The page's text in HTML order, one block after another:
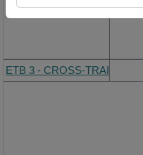
Titre Vue
ETB 3 - CROSS-TRAINING